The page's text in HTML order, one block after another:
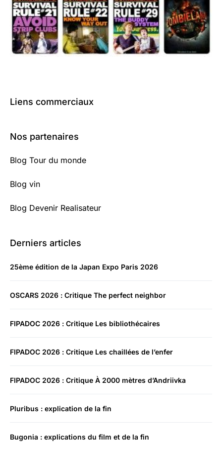
Liens commerciaux
Nos partenaires
Blog Tour du monde
Blog vin
Blog Devenir Realisateur
Derniers articles
25ème édition de la Japan Expo Paris 2026
OSCARS 2026 : Critique The perfect neighbor
FIPADOC 2026 : Critique Les bibliothécaires
FIPADOC 2026 : Critique Les chaillées de l’enfer
FIPADOC 2026 : Critique À 2000 mètres d’Andriivka
Pluribus : explication de la fin
Bugonia : explications du film et de la fin